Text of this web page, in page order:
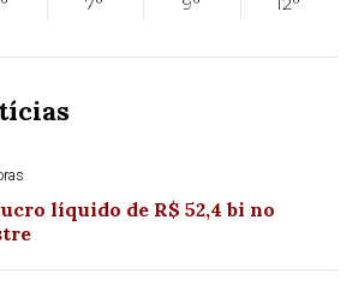
líquido de R$ 52,4 bi no